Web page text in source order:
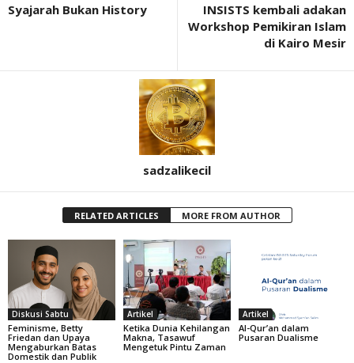
Syajarah Bukan History
INSISTS kembali adakan
Workshop Pemikiran Islam
di Kairo Mesir
sadzalikecil
RELATED ARTICLES MORE FROM AUTHOR
Diskusi Sabtu
Feminisme, Betty
Friedan dan Upaya
Mengaburkan Batas
Domestik dan Publik
Artikel
Ketika Dunia Kehilangan
Makna, Tasawuf
Mengetuk Pintu Zaman
Artikel
Al-Qur’an dalam
Pusaran Dualisme